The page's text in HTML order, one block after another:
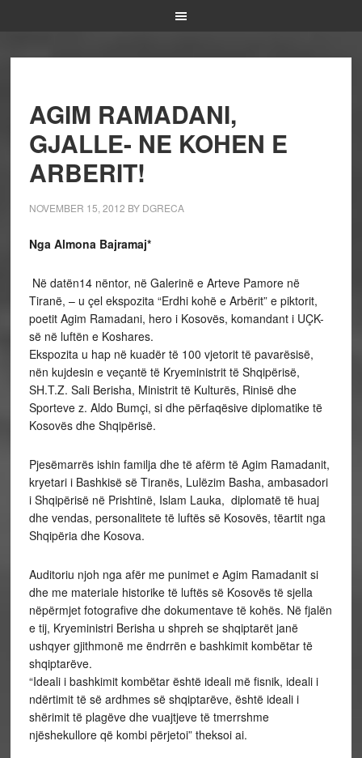
AGIM RAMADANI,
GJALLE- NE KOHEN E
ARBERIT!
NOVEMBER 15, 2012 BY DGRECA
Nga Almona Bajramaj*
Në datën14 nëntor, në Galerinë e Arteve Pamore në
Tiranë, – u çel ekspozita “Erdhi kohë e Arbërit” e piktorit,
poetit Agim Ramadani, hero i Kosovës, komandant i UÇK-
së në luftën e Koshares.
Ekspozita u hap në kuadër të 100 vjetorit të pavarësisë,
nën kujdesin e veçantë të Kryeministrit të Shqipërisë,
SH.T.Z. Sali Berisha, Ministrit të Kulturës, Rinisë dhe
Sporteve z. Aldo Bumçi, si dhe përfaqësive diplomatike të
Kosovës dhe Shqipërisë.
Pjesëmarrës ishin familja dhe të afërm të Agim Ramadanit,
kryetari i Bashkisë së Tiranës, Lulëzim Basha, ambasadori
i Shqipërisë në Prishtinë, Islam Lauka, diplomatë të huaj
dhe vendas, personalitete të luftës së Kosovës, tëartit nga
Shqipëria dhe Kosova.
Auditoriu njoh nga afër me punimet e Agim Ramadanit si
dhe me materiale historike të luftës së Kosovës të sjella
nëpërmjet fotografive dhe dokumentave të kohës. Në fjalën
e tij, Kryeministri Berisha u shpreh se shqiptarët janë
ushqyer gjithmonë me ëndrrën e bashkimit kombëtar të
shqiptarëve.
“Ideali i bashkimit kombëtar është ideali më fisnik, ideali i
ndërtimit të së ardhmes së shqiptarëve, është ideali i
shërimit të plagëve dhe vuajtjeve të tmerrshme
njëshekullore që kombi përjetoi” theksoi ai.